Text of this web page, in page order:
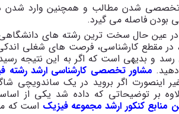
تخصصی شدن مطالب و همچنین وارد شدن
بودن فاصله می گیرد.
عین حال سخت ترین رشته های دانشگاهی
در مقطع کارشناسی، فرصت های شغلی
رسد و بدیهی است که اگر به این نتیجه
مشاور تخصصی کارشناسی ارشد رشته
اینصورت اگر بروید در یک ساندویچی
بر توضیحاتی که داده شد یکی از
منابع کنکور ارشد مجموعه فیزیک